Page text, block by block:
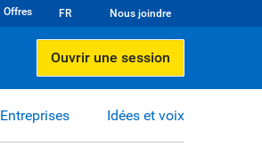
Offres FR Nous joindre
Ouvrir une session
Entreprises Idées et voix